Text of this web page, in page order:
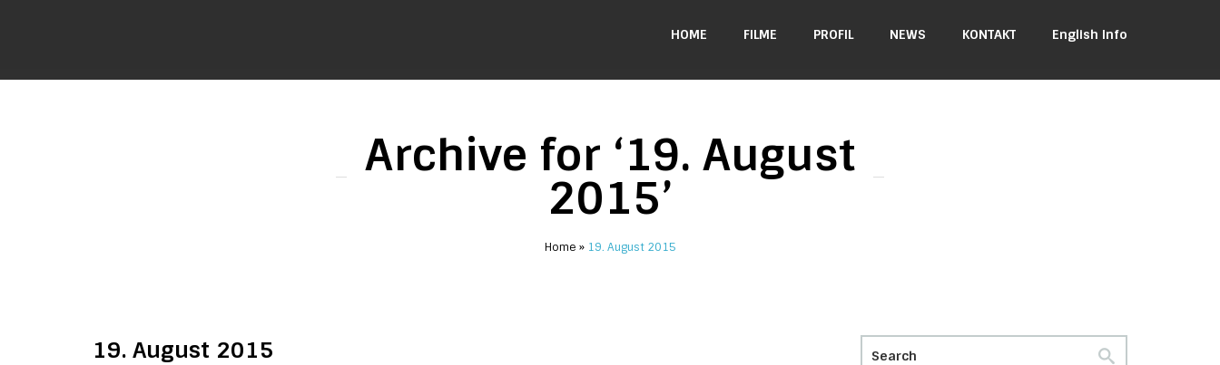
HOME FILME PROFIL NEWS KONTAKT English Info
Archive for ‘19. August
2015’
Home 19. August 2015
19. August 2015